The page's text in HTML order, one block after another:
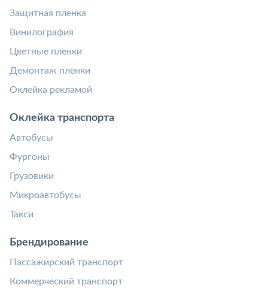
Защитная пленка
Винилография
Цветные пленки
Демонтаж пленки
Оклейка рекламой
Оклейка транспорта
Автобусы
Фургоны
Грузовики
Микроавтобусы
Такси
Брендирование
Пассажирский транспорт
Коммерческий транспорт